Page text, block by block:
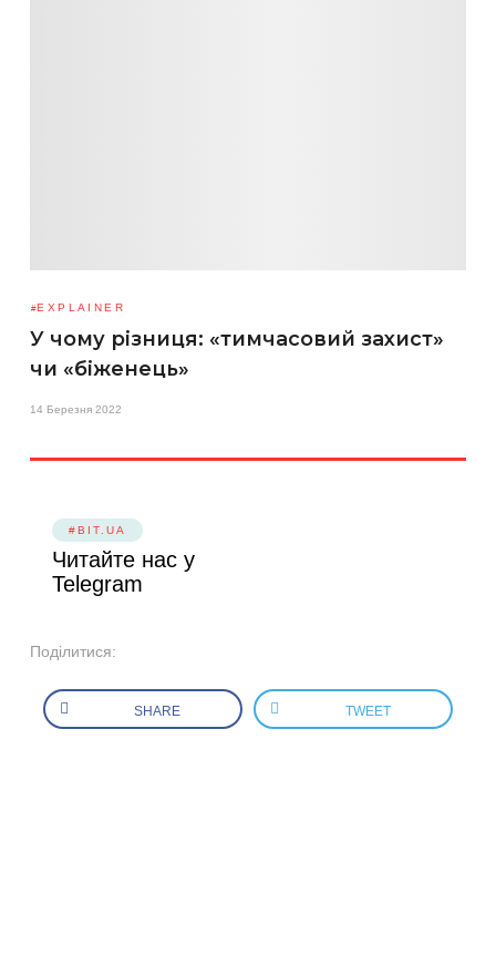
EXPLAINER
У чому різниця: «тимчасовий захист»
чи «біженець»
14 Березня 2022
#BIT.UA
Читайте нас у
Telegram
Поділитися:
SHARE TWEET